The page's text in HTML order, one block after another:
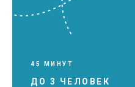
45 МИНУТ
ДО 3 ЧЕЛОВЕК